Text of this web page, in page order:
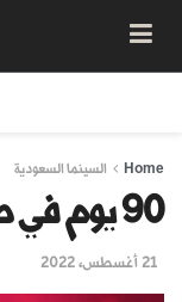
Home السينما السعودية
90 يوم في صالات السينما السعودية
21 أغسطس، 2022